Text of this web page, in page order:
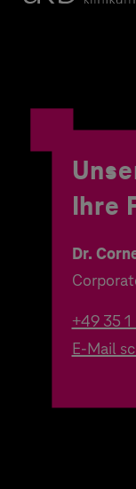
Ihre
Dr.
+49 35
E-Mail